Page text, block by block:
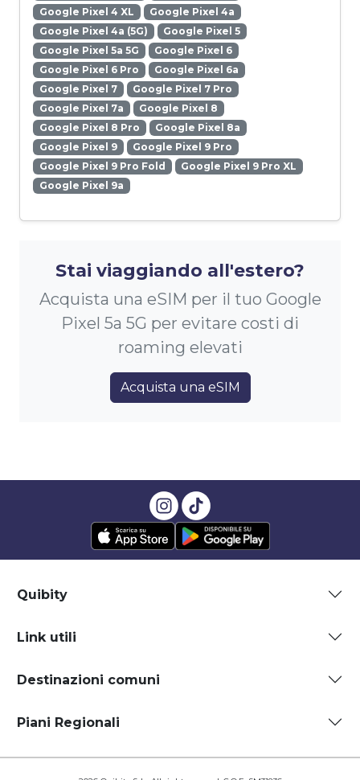
Google Pixel 4 XL
Google Pixel 4a
Google Pixel 4a (5G)
Google Pixel 5
Google Pixel 5a 5G
Google Pixel 6
Google Pixel 6 Pro
Google Pixel 6a
Google Pixel 7
Google Pixel 7 Pro
Google Pixel 7a
Google Pixel 8
Google Pixel 8 Pro
Google Pixel 8a
Google Pixel 9
Google Pixel 9 Pro
Google Pixel 9 Pro Fold
Google Pixel 9 Pro XL
Google Pixel 9a
Stai viaggiando all'estero?
Acquista una eSIM per il tuo Google
Pixel 5a 5G per evitare costi di
roaming elevati
Acquista una eSIM
Quibity
Link utili
Destinazioni comuni
Piani Regionali